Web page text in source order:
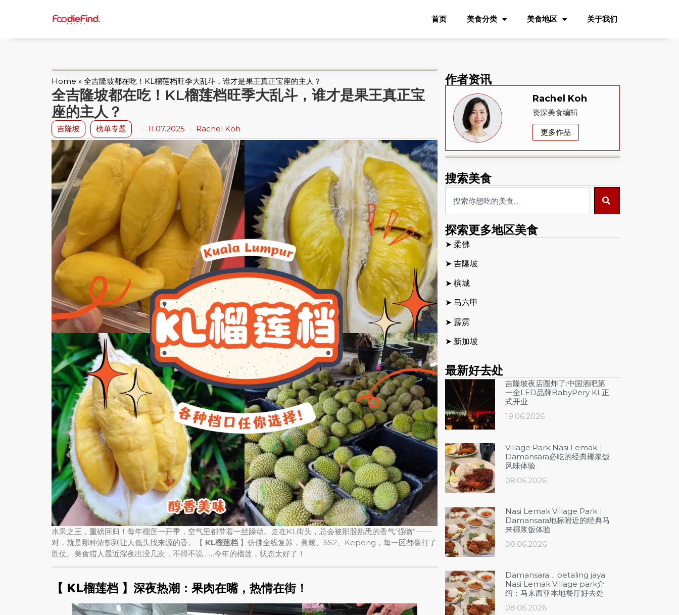
首页 美食分类 美食地区 关于我们
Home » 全吉隆坡都在吃！KL榴莲档旺季大乱斗，谁才是果王真正宝座的主人？
全吉隆坡都在吃！KL榴莲档旺季大乱斗，谁才是果王真正宝
座的主人？
吉隆坡 榜单专题 11.07.2025 Rachel Koh
水果之王，重磅回归！每年榴莲一开季，空气里都带着一丝躁动。走在KL街头，总会被那股熟悉的香气“强吻”——
对，就是那种浓郁到让人低头找来源的香。【 KL榴莲档 】仿佛全线复苏，蕉赖、SS2、Kepong，每一区都像打了
胜仗。美食猎人最近深夜出没几次，不得不说……今年的榴莲，状态太好了！
【 KL榴莲档 】深夜热潮：果肉在嘴，热情在街！
作者资讯
Rachel Koh
资深美食编辑
更多作品
搜索美食
探索更多地区美食
最新好去处
吉隆坡夜店圈炸了:中国酒吧第
一全LED品牌BabyPery KL正
式开业
19.06.2026
Village Park Nasi Lemak｜
Damansara必吃的经典椰浆饭
风味体验
08.06.2026
Nasi Lemak Village Park｜
Damansara地标附近的经典马
来椰浆饭体验
08.06.2026
Damansara，petaling jaya
Nasi Lemak Village park介
绍：马来西亚本地餐厅好去处
08.06.2026
➤ 柔佛
➤ 吉隆坡
➤ 槟城
➤ 马六甲
➤ 霹雳
➤ 新加坡